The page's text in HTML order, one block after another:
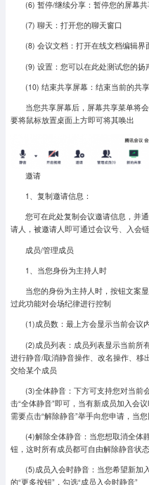
(6) 暂停/继续分享：暂停您的屏幕
(7) 聊天：打开您的聊天窗口
(8) 会议文档：打开在线文档编辑界
(9) 设置：您可以在此处测试您的扬
(10) 结束共享屏幕：结束当前的共
当您共享屏幕后，屏幕共享菜单将
要将鼠标放置桌面上方即可将其唤出
邀请
1、复制邀请信息：
您可在此处复制会议邀请信息，并
请人，被邀请人即可通过会议号、入会
成员/管理成员
1、当您身份为主持人时
当您的身份为主持人时，按钮文案
过此功能对会场纪律进行控制
(1)成员数：最上方会显示当前会议
(2)成员列表：成员列表显示当前所
进行静音/取消静音操作、改名操作、移
交给某个成员
(3)全体静音：下方可支持您对当前
击“全体静音”即可，当有新成员加入会
需要点击“解除静音”举手向您申请，当
(4)解除全体静音：当您想取消全体
钮，这时所有成员都可自由解除静音状态
(5)成员入会时静音：当您希望新加
的“更多按钮”，勾选“成员入会时静音”